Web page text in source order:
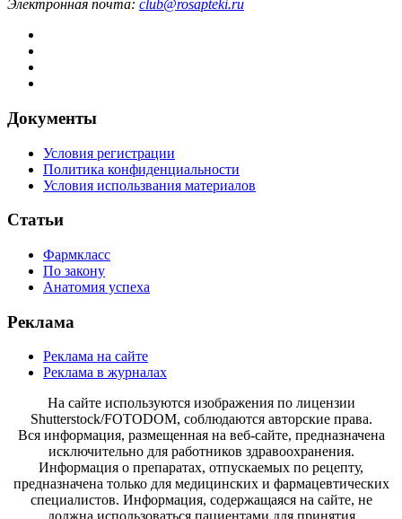
Электронная почта: club@rosapteki.ru
Документы
Условия регистрации
Политика конфиденциальности
Условия использвания материалов
Статьи
Фармкласс
По закону
Анатомия успеха
Реклама
Реклама на сайте
Реклама в журналах
На сайте используются изображения по лицензии
Shutterstock/FOTODOM, соблюдаются авторские права.
Вся информация, размещенная на веб-сайте, предназначена
исключительно для работников здравоохранения.
Информация о препаратах, отпускаемых по рецепту,
предназначена только для медицинских и фармацевтических
специалистов. Информация, содержащаяся на сайте, не